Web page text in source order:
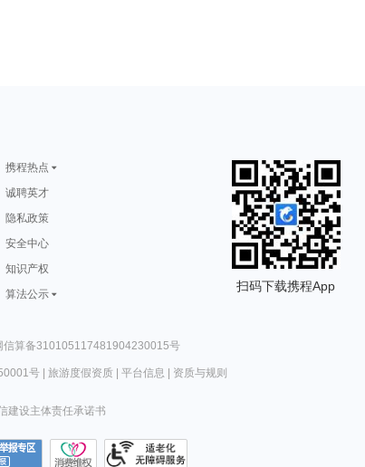
携程热点
诚聘英才
隐私政策
安全中心
知识产权
算法公示
扫码下载携程App
信算备310105117481904230015号
号| 旅游度假资质| 平台信息 资质与规则
建设主体责任承诺书